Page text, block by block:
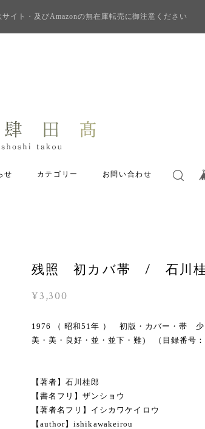
イト・及びAmazonの無在庫転売に御注意ください
せ カテゴリー お問い合わせ
残照 初カバ帯 / 石川
¥3,300
1976 （ 昭和51年 ） 初版・カバー・
美・美・良好・並・並下・難) （目録番号：-
【著者】石川桂郎
【書名フリ】ザンショウ
【著者名フリ】イシカワケイロウ
【author】ishikawakeirou